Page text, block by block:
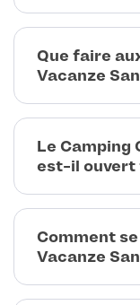
Que faire
Vacanze
Le Camping
est-il ouvert
Comment
Vacanze